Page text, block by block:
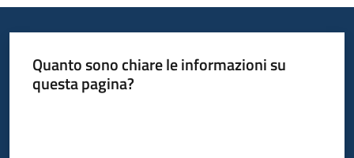
Piani
Programmi
Progetti
Quanto sono chiare le informazioni su
questa pagina?